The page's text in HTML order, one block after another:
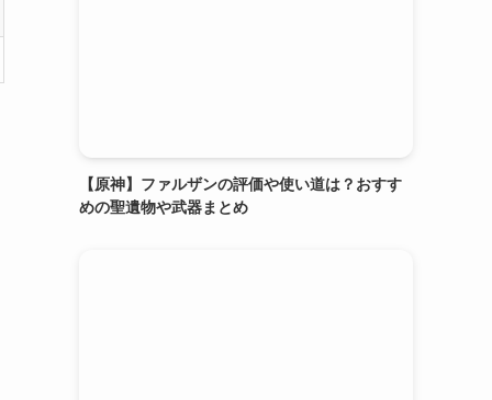
【原神】ファルザンの評価や使い道は？おすす
めの聖遺物や武器まとめ